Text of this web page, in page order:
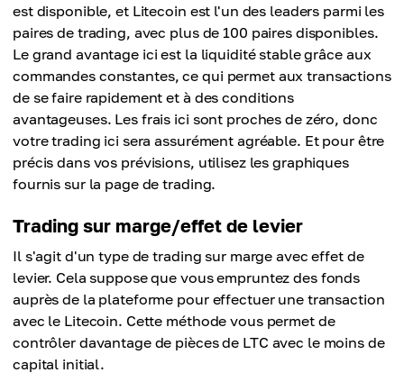
est disponible, et Litecoin est l'un des leaders parmi les
paires de trading, avec plus de 100 paires disponibles.
Le grand avantage ici est la liquidité stable grâce aux
commandes constantes, ce qui permet aux transactions
de se faire rapidement et à des conditions
avantageuses. Les frais ici sont proches de zéro, donc
votre trading ici sera assurément agréable. Et pour être
précis dans vos prévisions, utilisez les graphiques
fournis sur la page de trading.
Trading sur marge/effet de levier
Il s'agit d'un type de trading sur marge avec effet de
levier. Cela suppose que vous empruntez des fonds
auprès de la plateforme pour effectuer une transaction
avec le Litecoin. Cette méthode vous permet de
contrôler davantage de pièces de LTC avec le moins de
capital initial.